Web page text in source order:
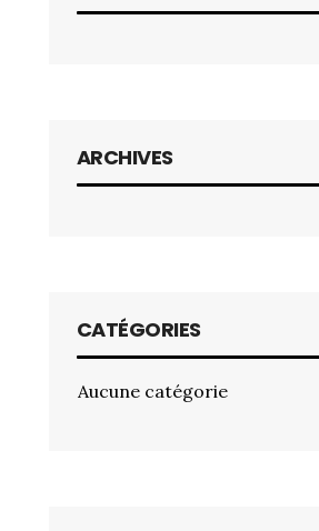
ARCHIVES
CATÉGORIES
Aucune catégorie